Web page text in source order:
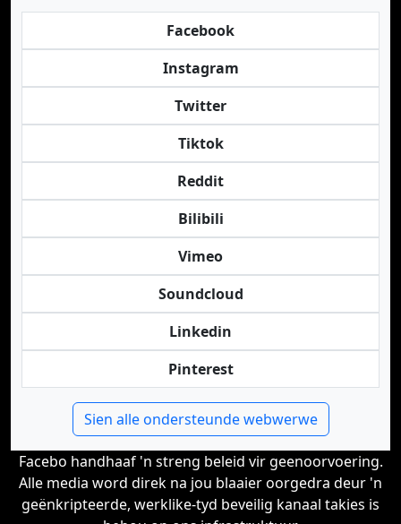
Facebook
Instagram
Twitter
Tiktok
Reddit
Bilibili
Vimeo
Soundcloud
Linkedin
Pinterest
Sien alle ondersteunde webwerwe
Facebo handhaaf 'n streng beleid vir geenoorvoering.
Alle media word direk na jou blaaier oorgedra deur 'n
geënkripteerde, werklike-tyd beveilig kanaal takies is